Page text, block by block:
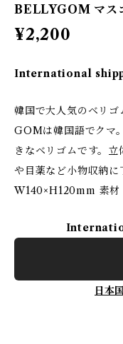
BELLYGOM マス
¥2,200
International
韓国で大人気のベリゴ
GOMは韓国語でクマ
きなベリゴムです。
や目薬など小物収納に
W140×H120mm 素材
日本